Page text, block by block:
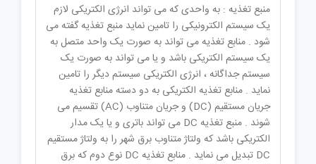
منبع تغذیه : به واحدی که می تواند انرژی الکتریکی لازم
یک سیستم الکترونیکی را تامین نماید منبع تغذیه گفته می
شود . منابع تغذیه می تواند به صورت یک واحد متصل به
یک سیستم الکتریکی باشد و یا می تواند به صورت یک
سیستم جداگانه ، انرژی الکتریکی سیستم دیگر را تامین
نماید . منابع تغذیه الکتریکی به دو دسته منابع تغذیه
جریان مستقیم (DC) و جریان متناوب (AC) تقسیم می
شوند . منبع تغذیه DC می تواند باتری و یا یک مدار
الکتریکی باشد که ولتاژ متناوب برق شهر را به ولتاژ مستقیم
DC تبدیل می نماید . منابع تغذیه DC نوع دوم که برق